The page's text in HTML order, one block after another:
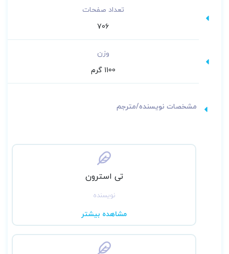
تعداد صفحات
706
وزن
1100 گرم
مشخصات نویسنده/مترجم
تی استرون
نویسنده
مشاهده بیشتر